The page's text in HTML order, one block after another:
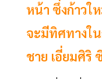
หน้า ซึ่งก้าวใ
จะมีทิศทางใน
ชาย เอี่ยมศิริ